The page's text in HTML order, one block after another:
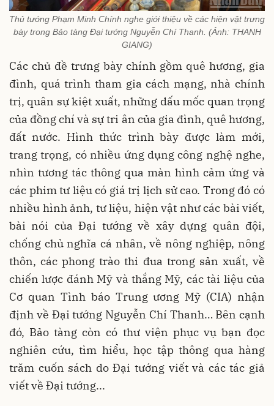
Thủ tướng Phạm Minh Chính nghe giới thiệu về các hiện vật trưng
bày trong Bảo tàng Đại tướng Nguyễn Chí Thanh. (Ảnh: THANH
GIANG)
Các chủ đề trưng bày chính gồm quê hương, gia
đình, quá trình tham gia cách mạng, nhà chính
trị, quân sự kiệt xuất, những dấu mốc quan trọng
của đồng chí và sự tri ân của gia đình, quê hương,
đất nước. Hình thức trình bày được làm mới,
trang trọng, có nhiều ứng dụng công nghệ nghe,
nhìn tương tác thông qua màn hình cảm ứng và
các phim tư liệu có giá trị lịch sử cao. Trong đó có
nhiều hình ảnh, tư liệu, hiện vật như các bài viết,
bài nói của Đại tướng về xây dựng quân đội,
chống chủ nghĩa cá nhân, về nông nghiệp, nông
thôn, các phong trào thi đua trong sản xuất, về
chiến lược đánh Mỹ và thắng Mỹ, các tài liệu của
Cơ quan Tình báo Trung ương Mỹ (CIA) nhận
định về Đại tướng Nguyễn Chí Thanh… Bên cạnh
đó, Bảo tàng còn có thư viện phục vụ bạn đọc
nghiên cứu, tìm hiểu, học tập thông qua hàng
trăm cuốn sách do Đại tướng viết và các tác giả
viết về Đại tướng...